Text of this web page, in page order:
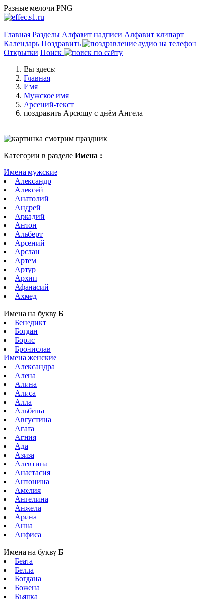
Разные мелочи PNG
Главная Разделы Алфавит надписи Алфавит клипарт
Календарь Поздравить
Открытки Поиск
Вы здесь:
Главная
Имя
Мужское имя
Арсений-текст
поздравить Арсюшу с днём Ангела
Категории в разделе Имена :
Имена мужские
Александр
Алексей
Анатолий
Андрей
Аркадий
Антон
Альберт
Арсений
Арслан
Артем
Артур
Архип
Афанасий
Ахмед
Имена на букву Б
Бенедикт
Богдан
Борис
Бронислав
Имена женские
Александра
Алена
Алина
Алиса
Алла
Альбина
Августина
Агата
Агния
Ада
Азиза
Алевтина
Анастасия
Антонина
Амелия
Ангелина
Анжела
Арина
Анна
Анфиса
Имена на букву Б
Беата
Белла
Богдана
Божена
Бьянка